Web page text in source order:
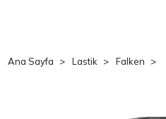
Ana Sayfa Lastik Falken